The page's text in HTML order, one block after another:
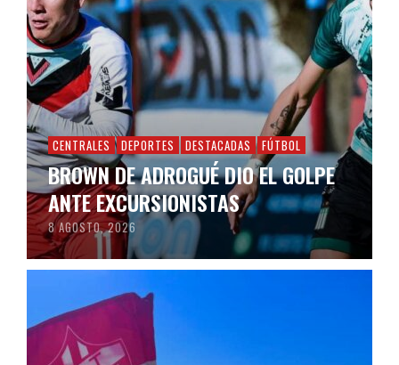
CENTRALES DEPORTES DESTACADAS FÚTBOL
BROWN DE ADROGUÉ DIO EL GOLPE
ANTE EXCURSIONISTAS
8 AGOSTO, 2026